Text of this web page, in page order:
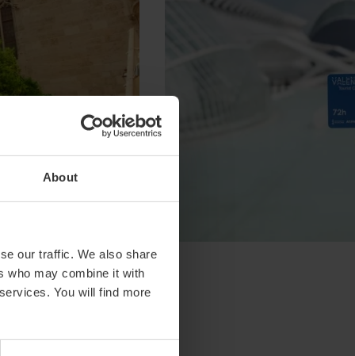
About
our traffic. We also share
who may combine it with
You will find more